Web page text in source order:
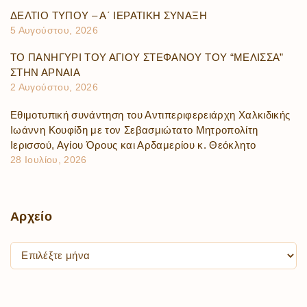
ΔΕΛΤΙΟ ΤΥΠΟΥ – Α΄ ΙΕΡΑΤΙΚΗ ΣΥΝΑΞΗ
5 Αυγούστου, 2026
ΤΟ ΠΑΝΗΓΥΡΙ ΤΟΥ ΑΓΙΟΥ ΣΤΕΦΑΝΟΥ ΤΟΥ “ΜΕΛΙΣΣΑ”
ΣΤΗΝ ΑΡΝΑΙΑ
2 Αυγούστου, 2026
Εθιμοτυπική συνάντηση του Αντιπεριφερειάρχη Χαλκιδικής
Ιωάννη Κουφίδη με τον Σεβασμιώτατο Μητροπολίτη
Ιερισσού, Αγίου Όρους και Αρδαμερίου κ. Θεόκλητο
28 Ιουλίου, 2026
Αρχείο